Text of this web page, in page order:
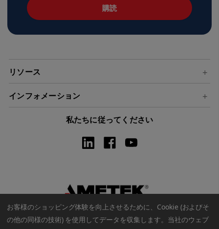
ア
ド
リソース
インフォメーション
私たちに従ってください
お客様のショッピング体験を向上させるために、Cookie (およびそ
の他の同様の技術) を使用してデータを収集します。 当社のウェブ